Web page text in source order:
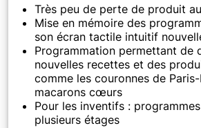
Très peu de perte de produit
Mise en mémoire des
son écran tactile intuitif
Programmation permettant de
nouvelles recettes et des
comme les couronnes de
macarons cœurs
Pour les inventifs :
plusieurs étages